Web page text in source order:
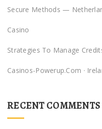
Secure Methods —
Casino
Strategies To Manage
Casinos-Powerup.com ·
RECENT COMMENTS